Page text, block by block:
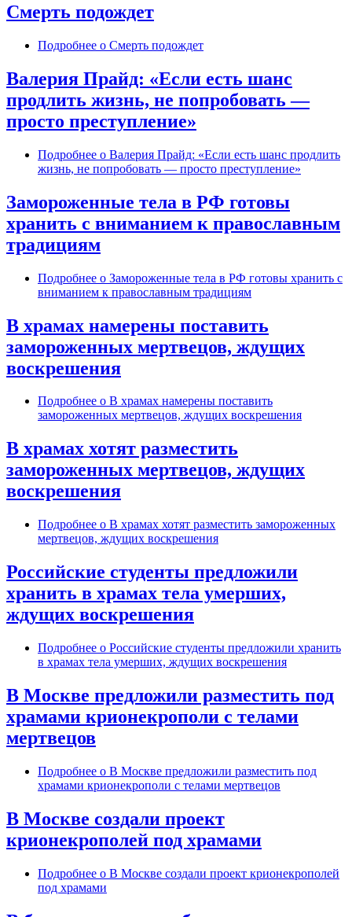
Смерть подождет
Подробнее о Смерть подождет
Валерия Прайд: «Если есть шанс
продлить жизнь, не попробовать —
просто преступление»
Подробнее о Валерия Прайд: «Если есть шанс продлить
жизнь, не попробовать — просто преступление»
Замороженные тела в РФ готовы
хранить с вниманием к православным
традициям
Подробнее о Замороженные тела в РФ готовы хранить с
вниманием к православным традициям
В храмах намерены поставить
замороженных мертвецов, ждущих
воскрешения
Подробнее о В храмах намерены поставить
замороженных мертвецов, ждущих воскрешения
В храмах хотят разместить
замороженных мертвецов, ждущих
воскрешения
Подробнее о В храмах хотят разместить замороженных
мертвецов, ждущих воскрешения
Российские студенты предложили
хранить в храмах тела умерших,
ждущих воскрешения
Подробнее о Российские студенты предложили хранить
в храмах тела умерших, ждущих воскрешения
В Москве предложили разместить под
храмами крионекрополи с телами
мертвецов
Подробнее о В Москве предложили разместить под
храмами крионекрополи с телами мертвецов
В Москве создали проект
крионекрополей под храмами
Подробнее о В Москве создали проект крионекрополей
под храмами